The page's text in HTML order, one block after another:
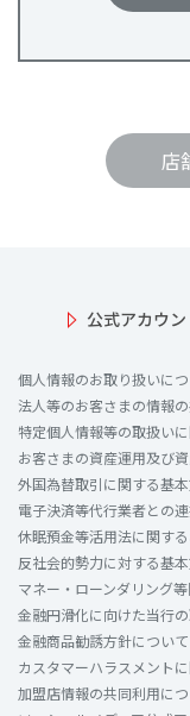
店
公式アカウン
個人情報のお取り扱いに
法人等のお客さまの情報
特定個人情報等の取扱い
お客さまの資産運用及び
外国為替取引に関する基
電子決済等代行業者との
休眠預金等活用法に関す
反社会的勢力に対する基
マネー・ローンダリング
金融円滑化に向けた当行
金融商品勧誘方針について
カスタマーハラスメント
加盟店情報の共同利用に